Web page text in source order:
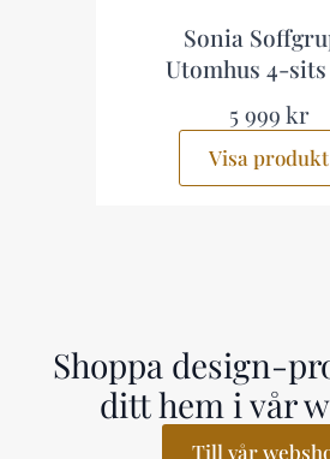
Sonia
Utomhus 4-
5 999 kr
Visa produkt
Shoppa design-
ditt hem i vår
Till vår